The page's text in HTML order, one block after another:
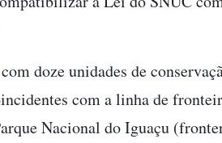
doze unidades de
com a linha de
Nacional do Iguaçu